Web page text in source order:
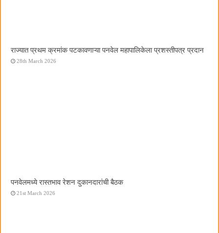
राज्यात प्रथम क्रमांक पटकावणाऱ्या पनवेल महापालिकेला प्रशस्तीपत्र प्रदान
28th March 2026
पनवेलमध्ये रास्तभाव रेशन दुकानदारांची बैठक
21st March 2026